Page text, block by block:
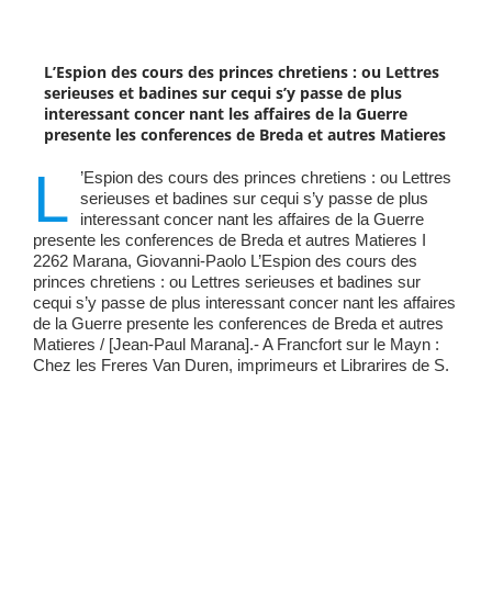
L’Espion des cours des princes chretiens : ou Lettres
serieuses et badines sur cequi s’y passe de plus
interessant concer nant les affaires de la Guerre
presente les conferences de Breda et autres Matieres
L
’Espion des cours des princes chretiens : ou Lettres
serieuses et badines sur cequi s’y passe de plus
interessant concer nant les affaires de la Guerre
presente les conferences de Breda et autres Matieres I
2262 Marana, Giovanni-Paolo L’Espion des cours des
princes chretiens : ou Lettres serieuses et badines sur
cequi s’y passe de plus interessant concer nant les affaires
de la Guerre presente les conferences de Breda et autres
Matieres / [Jean-Paul Marana].- A Francfort sur le Mayn :
Chez les Freres Van Duren, imprimeurs et Librarires de S.